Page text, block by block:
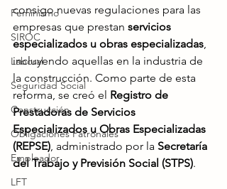
Feminismo
SIROC
Laboral
Seguridad Social
Construcción
Obligaciones Patronales
Empleador
LFT
consigo nuevas regulaciones para las
empresas que prestan servicios
especializados u obras especializadas
incluyendo aquellas en la industria de
la construcción. Como parte de esta
reforma, se creó el Registro de
Prestadoras de Servicios
Especializados u Obras Especializadas
(REPSE) , administrado por la Secretaría
del Trabajo y Previsión Social (STPS)​.